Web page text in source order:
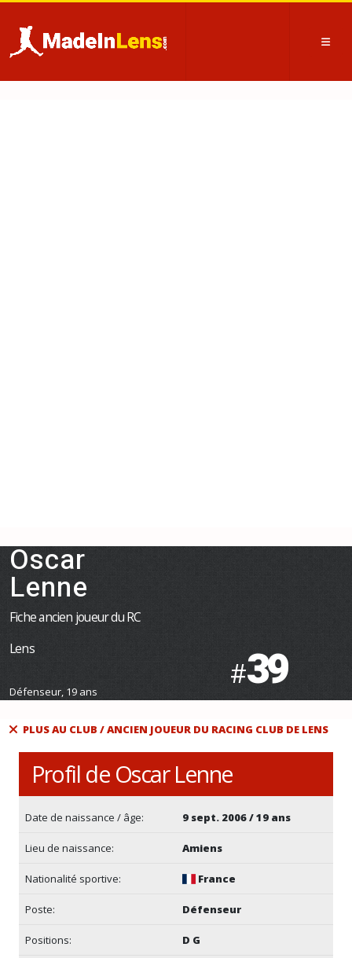
Oscar
Lenne
Fiche ancien joueur du RC
Lens
Défenseur, 19 ans
#39
PLUS AU CLUB / ANCIEN JOUEUR DU RACING CLUB DE LENS
Profil de Oscar Lenne
Date de naissance / âge: 9 sept. 2006 / 19 ans
Lieu de naissance: Amiens
Nationalité sportive: France
Poste: Défenseur
Positions: D G